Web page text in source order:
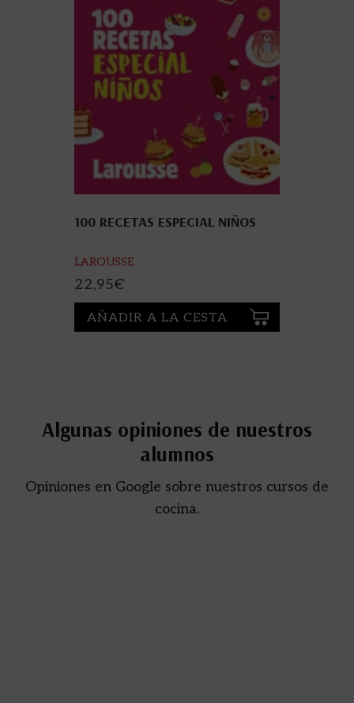
100 RECETAS ESPECIAL NIÑOS
LAROUSSE
22,95€
AÑADIR A LA CESTA
Algunas opiniones de nuestros
alumnos
Opiniones en Google sobre nuestros cursos de
cocina.